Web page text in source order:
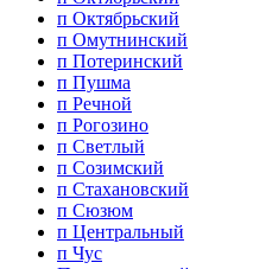
п Октябрьский
п Омутнинский
п Потеринский
п Пушма
п Речной
п Рогозино
п Светлый
п Созимский
п Стахановский
п Сюзюм
п Центральный
п Чус